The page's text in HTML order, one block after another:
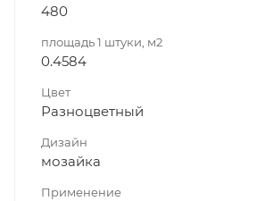
480
площадь 1 штуки, м2
0.4584
Цвет
Разноцветный
Дизайн
мозайка
Применение